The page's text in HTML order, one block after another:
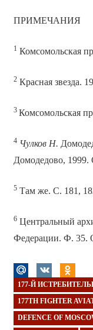
ПРИМЕЧАНИЯ
1 Комсомольская
2Красная звезда.
3 Комсомольская
4 Чулков Н.
Домодедово, 1999.
5Там же. С. 181,
6Центральный
Федерации. Ф. 35.
177-Й
177TH FIGHTER
DEFENCE OF